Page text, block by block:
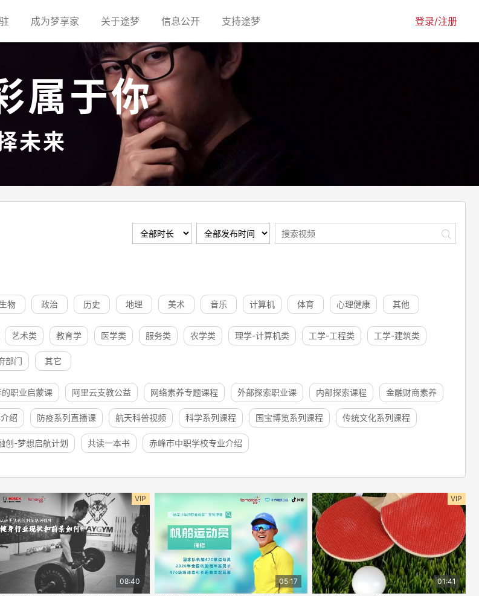
(current)成为梦享家(current)关于途梦(current)信息公开(current)支持途梦(current) 登录/注册
属于你
未来
生物 政治 历史 地理 美术 音乐 计算机 体育 心理健康 其他
艺术类 教育学 医学类 服务类 农学类 理学-计算机类 工学-工程类 工学-建筑类
部门 其它
职业启蒙课 阿里云支教公益 网络素养专题课程 外部探索职业课 内部探索课程 金融财商素养
绍 防疫系列直播课 航天科普视频 科学系列课程 国宝博览系列课程 传统文化系列课程
创-梦想启航计划 共读一本书 赤峰市中职学校专业介绍
VIP
08:40 05:17
VIP
01:41